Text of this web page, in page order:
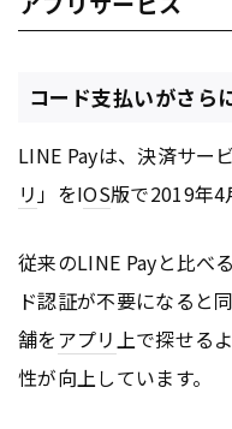
コード支払いがさら
LINE Payは、決済サー
リ」をIOS版で2019年4
従来のLINE Payと比べ
ド認証が不要になると
舗をアプリ上で探せる
性が向上しています。